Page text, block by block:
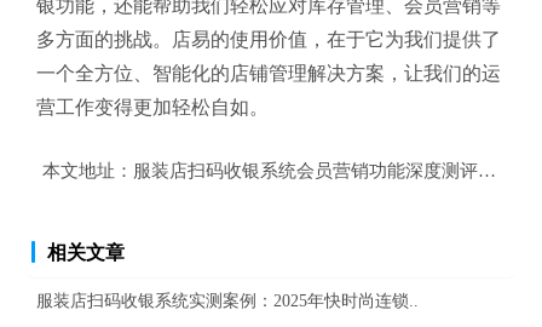
银功能，还能帮助我们轻松应对库存管理、会员营销等
多方面的挑战。店易的使用价值，在于它为我们提供了
一个全方位、智能化的店铺管理解决方案，让我们的运
营工作变得更加轻松自如。
本文地址： 服装店扫码收银系统会员营销功能深度测评报告
相关文章
服装店扫码收银系统实测案例：2025年快时尚连锁..